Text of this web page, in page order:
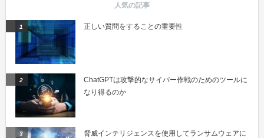
正しい質問をすることの重要性
ChatGPTは攻撃的なサイバー作戦のためのツールに
なり得るのか
脅威インテリジェンスを使用してランサムウェアに